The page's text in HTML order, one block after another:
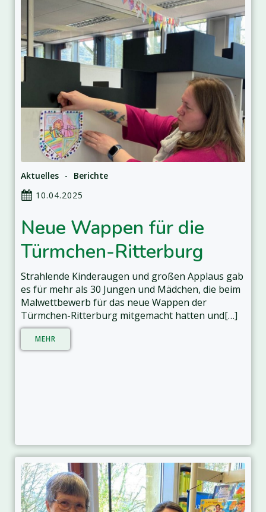
Aktuelles -
Berichte
10.04.2025
Neue Wappen für die
Türmchen-Ritterburg
Strahlende Kinderaugen und großen Applaus gab
es für mehr als 30 Jungen und Mädchen, die beim
Malwettbewerb für das neue Wappen der
Türmchen-Ritterburg mitgemacht hatten und[…]
MEHR